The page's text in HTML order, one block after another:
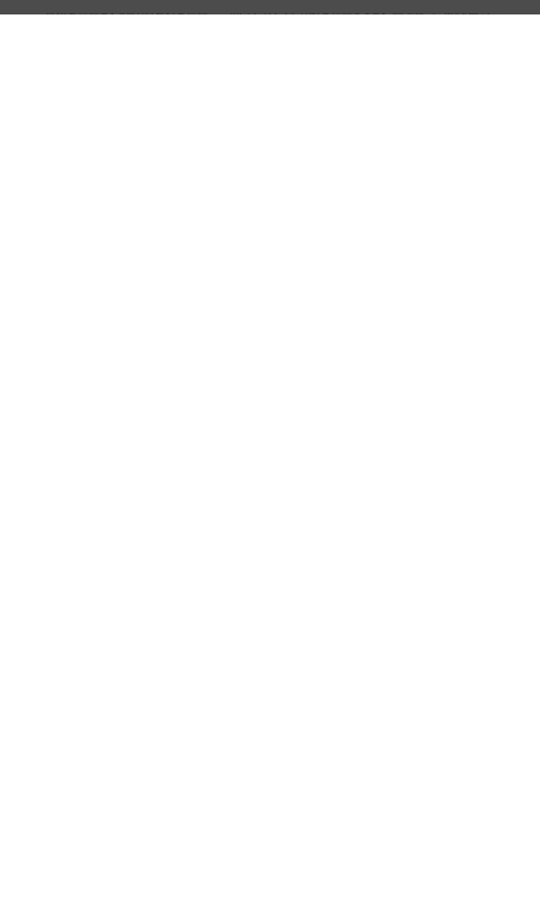
的閱讀軟體開啟閱讀，無法以其他閱讀器或直接下載檔案。